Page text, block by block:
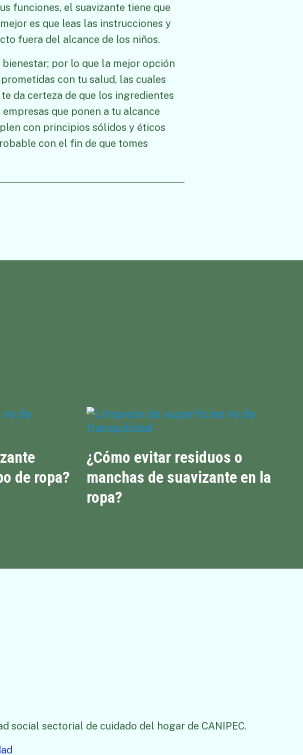
funciones, el suavizante tiene que
es que leas las instrucciones y
fuera del alcance de los niños.
por lo que la mejor opción
con tu salud, las cuales
da certeza de que los ingredientes
que ponen a tu alcance
con principios sólidos y éticos
con el fin de que tomes
de ropa?
¿Cómo evitar residuos o
manchas de suavizante en la
ropa?
social sectorial de cuidado del hogar de CANIPEC.